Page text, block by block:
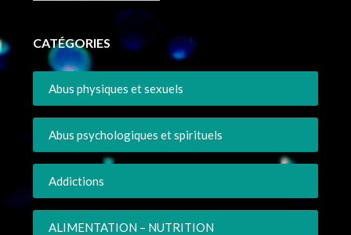
CATÉGORIES
Abus physiques et sexuels
Abus psychologiques et spirituels
Addictions
ALIMENTATION – NUTRITION